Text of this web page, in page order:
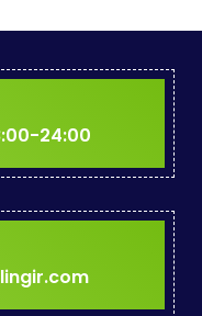
24:00